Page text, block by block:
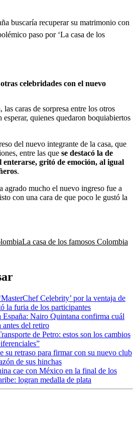
buscaría recuperar su matrimonio con
paso por ‘La casa de los
celebridades con el nuevo
caras de sorpresa entre los otros
quienes quedaron boquiabiertos
del nuevo integrante de la casa, que
entre las que se destacó la de
gritó de emoción, al igual
.
agrado mucho el nuevo ingreso fue a
con una cara de que poco le gustó la
La casa de los famosos Colombia
Celebrity’ por la ventaja de
la furia de los participantes
Nairo Quintana confirma cuál
antes del retiro
de Petro: estos son los cambios
su retraso para firmar con su nuevo club
de sus hinchas
cae con México en la final de los
logran medalla de plata